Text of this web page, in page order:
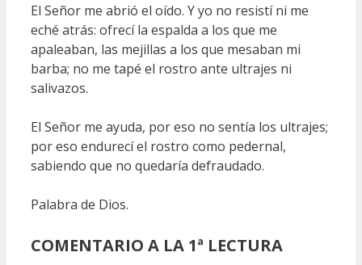
El Señor me abrió el oído. Y yo no resistí ni me
eché atrás: ofrecí la espalda a los que me
apaleaban, las mejillas a los que mesaban mi
barba; no me tapé el rostro ante ultrajes ni
salivazos.
El Señor me ayuda, por eso no sentía los ultrajes;
por eso endurecí el rostro como pedernal,
sabiendo que no quedaría defraudado.
Palabra de Dios.
COMENTARIO A LA 1ª LECTURA